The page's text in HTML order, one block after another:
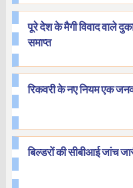
पूरे देश के मैगी विवाद वाले
समाप्त
रिकवरी के नए नियम एक
बिल्डरों की सीबीआई जांच